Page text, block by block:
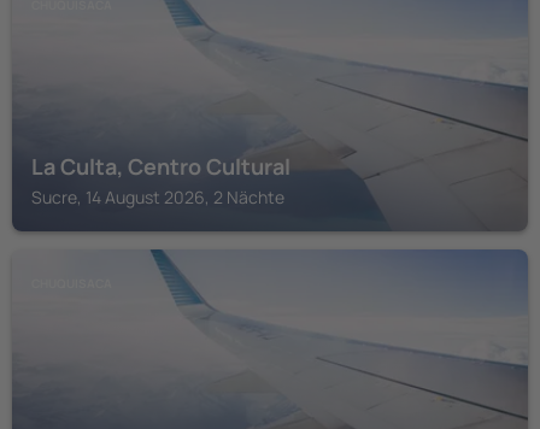
La Culta, Centro Cultural
Sucre, 14 August 2026, 2 Nächte